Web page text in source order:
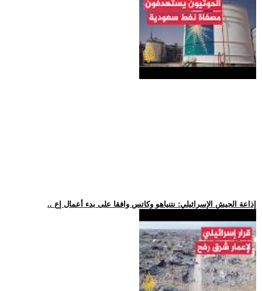
.. إذاعة الجيش الإسرائيلي: نتنياهو وكاتس وافقا على بدء أعمال إع